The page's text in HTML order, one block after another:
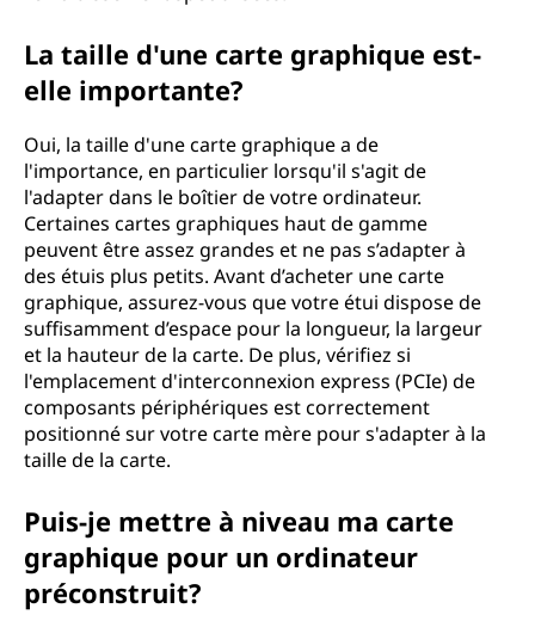
La taille d'une carte graphique est-
elle importante?
Oui, la taille d'une carte graphique a de
l'importance, en particulier lorsqu'il s'agit de
l'adapter dans le boîtier de votre ordinateur.
Certaines cartes graphiques haut de gamme
peuvent être assez grandes et ne pas s’adapter à
des étuis plus petits. Avant d’acheter une carte
graphique, assurez-vous que votre étui dispose de
suffisamment d’espace pour la longueur, la largeur
et la hauteur de la carte. De plus, vérifiez si
l'emplacement d'interconnexion express (PCIe) de
composants périphériques est correctement
positionné sur votre carte mère pour s'adapter à la
taille de la carte.
Puis-je mettre à niveau ma carte
graphique pour un ordinateur
préconstruit?